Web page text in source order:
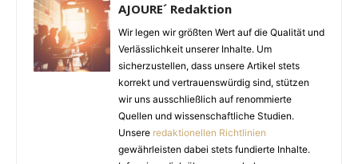
AJOURE´ Redaktion
Wir legen wir größten Wert auf die Qualität und
Verlässlichkeit unserer Inhalte. Um
sicherzustellen, dass unsere Artikel stets
korrekt und vertrauenswürdig sind, stützen
wir uns ausschließlich auf renommierte
Quellen und wissenschaftliche Studien.
Unsere redaktionellen Richtlinien
gewährleisten dabei stets fundierte Inhalte.